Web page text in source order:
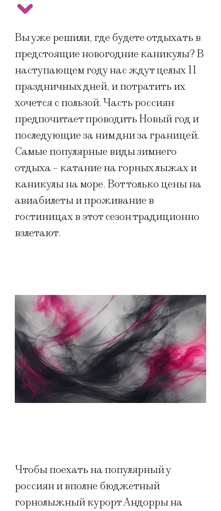
Вы уже решили, где будете отдыхать в
предстоящие новогодние каникулы? В
наступающем году нас ждут целых 11
праздничных дней, и потратить их
хочется с пользой. Часть россиян
предпочитает проводить Новый год и
последующие за ним дни за границей.
Самые популярные виды зимнего
отдыха – катание на горных лыжах и
каникулы на море. Вот только цены на
авиабилеты и проживание в
гостиницах в этот сезон традиционно
взлетают.
Чтобы поехать на популярный у
россиян и вполне бюджетный
горнолыжный курорт Андорры на